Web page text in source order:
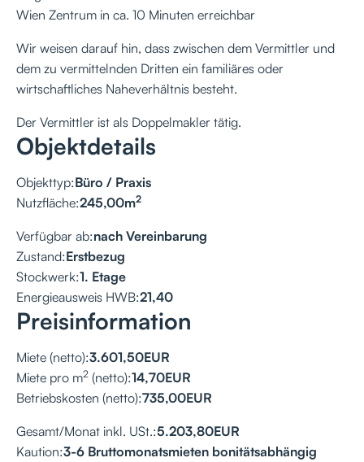
Wien Zentrum in ca. 10 Minuten erreichbar
Wir weisen darauf hin, dass zwischen dem Vermittler und
dem zu vermittelnden Dritten ein familiäres oder
wirtschaftliches Naheverhältnis besteht.
Der Vermittler ist als Doppelmakler tätig.
Objektdetails
Objekttyp:Büro / Praxis
Nutzfläche:245,00m2
Verfügbar ab:nach Vereinbarung
Zustand:Erstbezug
Stockwerk:1. Etage
Energieausweis HWB:21,40
Preisinformation
Miete (netto):3.601,50EUR
Miete pro m2 (netto):14,70EUR
Betriebskosten (netto):735,00EUR
Gesamt/Monat inkl. USt.:5.203,80EUR
Kaution:3-6 Bruttomonatsmieten bonitätsabhängig